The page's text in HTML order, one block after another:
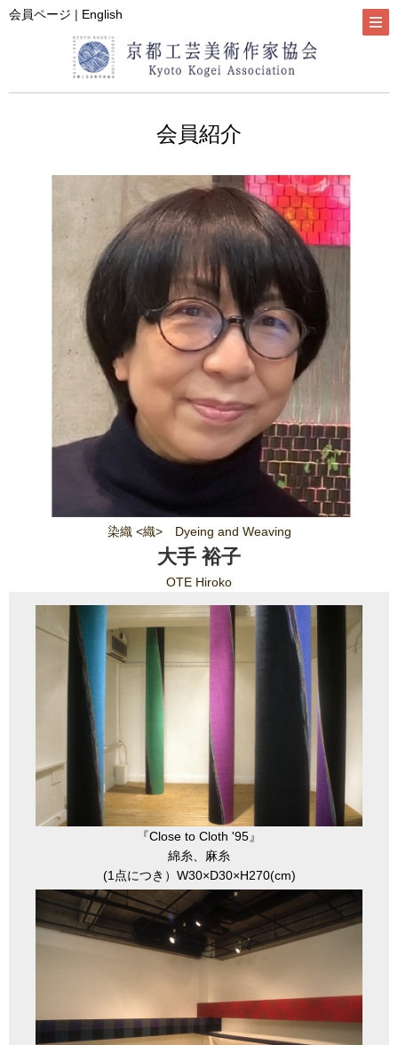
会員ページ | English
会員紹介
染織 <織> Dyeing and Weaving
大手 裕子
OTE Hiroko
『Close to Cloth '95』
綿糸、麻糸
(1点につき）W30×D30×H270(cm)